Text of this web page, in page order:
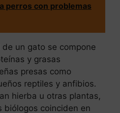
perros con problemas
un gato se compone
y grasas
presas como
reptiles y anfibios.
hierba u otras plantas,
biólogos coinciden en